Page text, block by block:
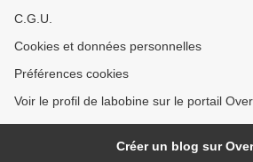
C.G.U.
Cookies et données personnelles
Préférences cookies
Voir le profil de labobine sur le portail
Créer un blog sur